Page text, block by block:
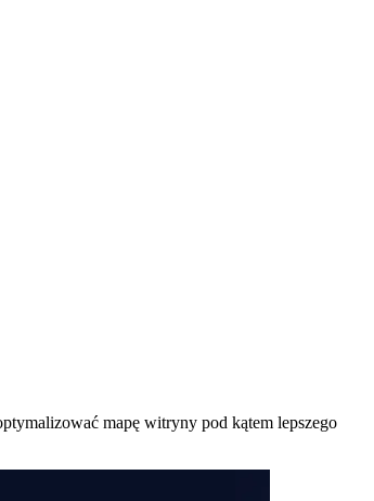
mapę witryny pod kątem lepszego